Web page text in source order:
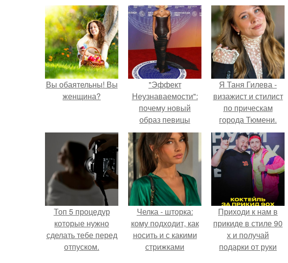
Вы обаятельны! Вы
женщина?
"Эффект
Неузнаваемости":
почему новый
образ певицы
вызвал споры о
гранях
возможного?
Я Таня Гилева -
визажист и стилист
по прическам
города Тюмени.
Топ 5 процедур
которые нужно
сделать тебе перед
отпуском.
Челка - шторка:
кому подходит, как
носить и с какими
стрижками
Приходи к нам в
прикиде в стиле 90
х и получай
подарки от руки